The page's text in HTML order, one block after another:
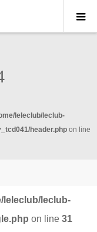
leleclub/leclub-
header.phpon line
leleclub/leclub-
on line31